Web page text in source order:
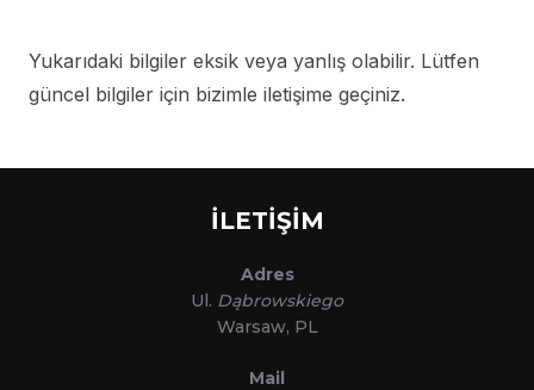
Yukarıdaki bilgiler eksik veya yanlış olabilir. Lütfen
güncel bilgiler için bizimle iletişime geçiniz.
İLETİŞİM
Adres
Ul. Dąbrowskiego
Warsaw, PL
Mail